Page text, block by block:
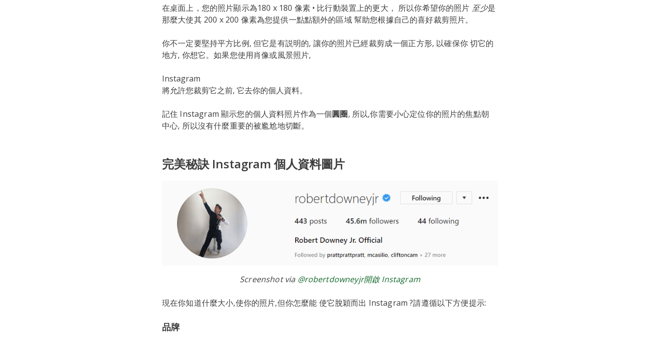
在桌面上，您的照片顯示為180 x 180 像素 • 比行動裝置上的更大， 所以你希望你的照片 至少是
那麼大使其 200 x 200 像素為您提供一點點額外的區域 幫助您根據自己的喜好裁剪照片。
你不一定要堅持平方比例, 但它是有説明的, 讓你的照片已經裁剪成一個正方形, 以確保你 切它的
地方, 你想它。如果您使用肖像或風景照片,
Instagram
將允許您裁剪它之前, 它去你的個人資料。
記住 Instagram 顯示您的個人資料照片作為一個圓圈, 所以,你需要小心定位你的照片的焦點朝
中心, 所以沒有什麼重要的被尷尬地切斷。
完美秘訣 Instagram 個人資料圖片
Screenshot via @robertdowneyjr開啟 Instagram
現在你知道什麼大小,使你的照片,但你怎麼能 使它脫穎而出 Instagram ?請遵循以下方便提示:
品牌